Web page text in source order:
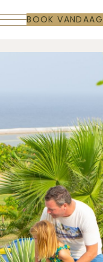
BOOK VANDAAG